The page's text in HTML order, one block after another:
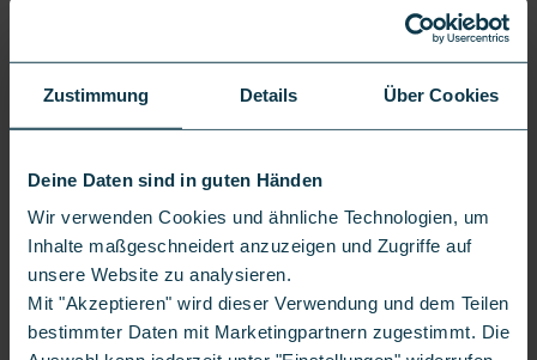
Zustimmung Details Über Cookies
Deine Daten sind in guten Händen
Wir verwenden Cookies und ähnliche Technologien, um
Inhalte maßgeschneidert anzuzeigen und Zugriffe auf
unsere Website zu analysieren.
Mit "Akzeptieren" wird dieser Verwendung und dem Teilen
bestimmter Daten mit Marketingpartnern zugestimmt. Die
Unsere Black Week-Angebote für das Samsung
Galaxy
Week an, insbesondere am Black Friday. Hier findest
Du unserer Samsung-Galaxy-Angebote während des
Shopping-Events.